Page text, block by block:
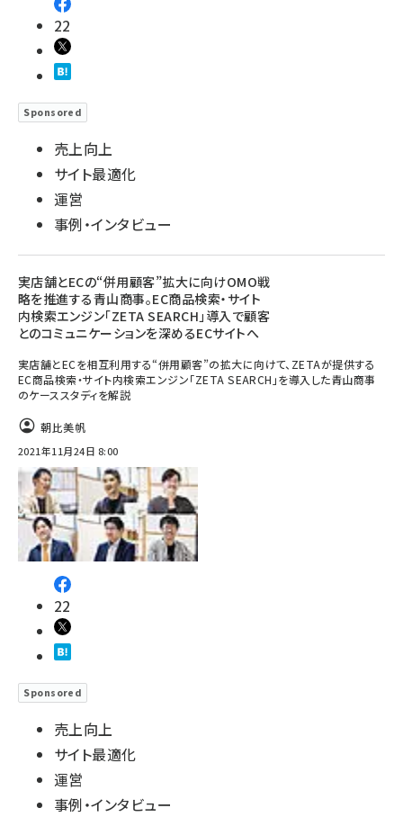
22
Sponsored
売上向上
サイト最適化
運営
事例・インタビュー
実店舗とECの“併用顧客”拡大に向けOMO戦
略を推進する青山商事。EC商品検索・サイト
内検索エンジン「ZETA SEARCH」導入で顧客
とのコミュニケーションを深めるECサイトへ
実店舗とECを相互利用する“併用顧客”の拡大に向けて、ZETAが提供する
EC商品検索・サイト内検索エンジン「ZETA SEARCH」を導入した青山商事
のケーススタディを解説
朝比美帆
2021年11月24日 8:00
22
Sponsored
売上向上
サイト最適化
運営
事例・インタビュー